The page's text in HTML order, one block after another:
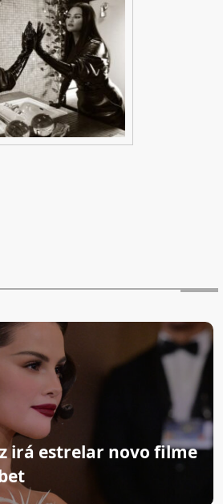
irá estrelar novo filme